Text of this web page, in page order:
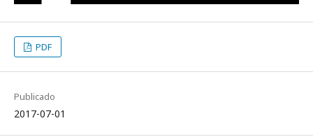
PDF
Publicado
2017-07-01